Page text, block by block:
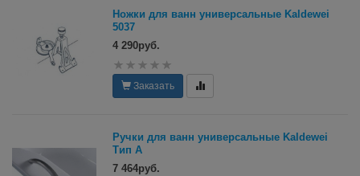
Ножки для ванн универсальные Kaldewei
5037
4 290руб.
Заказать
Ручки для ванн универсальные Kaldewei
Тип А
7 464руб.